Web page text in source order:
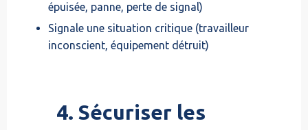
épuisée, panne, perte de signal)
Signale une situation critique (travailleur
inconscient, équipement détruit)
4. Sécuriser les